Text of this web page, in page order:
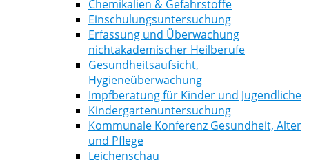
Chemikalien & Gefahrstoffe
Einschulungsuntersuchung
Erfassung und Überwachung
nichtakademischer Heilberufe
Gesundheitsaufsicht,
Hygieneüberwachung
Impfberatung für Kinder und Jugendliche
Kindergartenuntersuchung
Kommunale Konferenz Gesundheit, Alter
und Pflege
Leichenschau